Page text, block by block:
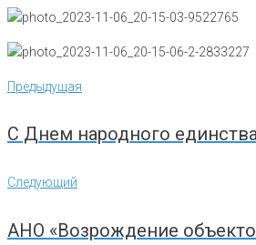
Навигация
записям
Предыдущая
Предыдущая
С Днем народного
Следующий
Следующий
АНО «Возрождение